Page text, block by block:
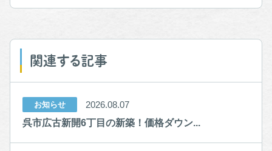
関連する記事
お知らせ
2026.08.07
呉市広古新開6丁目の新築！価格ダウン...